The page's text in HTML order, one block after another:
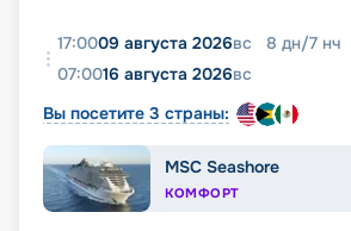
17:0009 августа 2026вс 8 дн/7 нч
07:0016 августа 2026вс
Вы посетите 3 страны:
MSC Seashore
КОМФОРТ